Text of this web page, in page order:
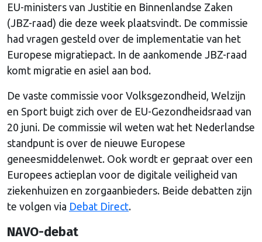
EU-ministers van Justitie en Binnenlandse Zaken
(JBZ-raad) die deze week plaatsvindt. De commissie
had vragen gesteld over de implementatie van het
Europese migratiepact. In de aankomende JBZ-raad
komt migratie en asiel aan bod.
De vaste commissie voor Volksgezondheid, Welzijn
en Sport buigt zich over de EU-Gezondheidsraad van
20 juni. De commissie wil weten wat het Nederlandse
standpunt is over de nieuwe Europese
geneesmiddelenwet. Ook wordt er gepraat over een
Europees actieplan voor de digitale veiligheid van
ziekenhuizen en zorgaanbieders. Beide debatten zijn
te volgen via Debat Direct.
NAVO-debat